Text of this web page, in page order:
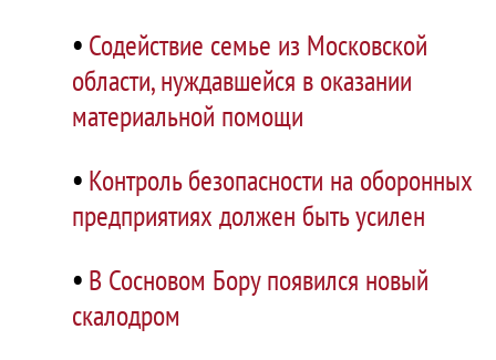
• Содействие семье из Московской
области, нуждавшейся в оказании
материальной помощи
• Контроль безопасности на оборонных
предприятиях должен быть усилен
• В Сосновом Бору появился новый
скалодром